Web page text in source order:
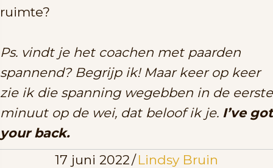
ruimte?
Ps. vindt je het coachen met paarden
spannend? Begrijp ik! Maar keer op keer
zie ik die spanning wegebben in de eerste
minuut op de wei, dat beloof ik je. I’ve got
your back.
17 juni 2022/ Lindsy Bruin